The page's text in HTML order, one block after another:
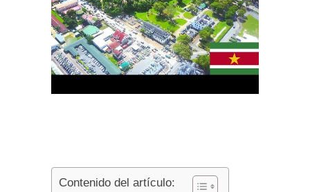
Contenido del artículo: